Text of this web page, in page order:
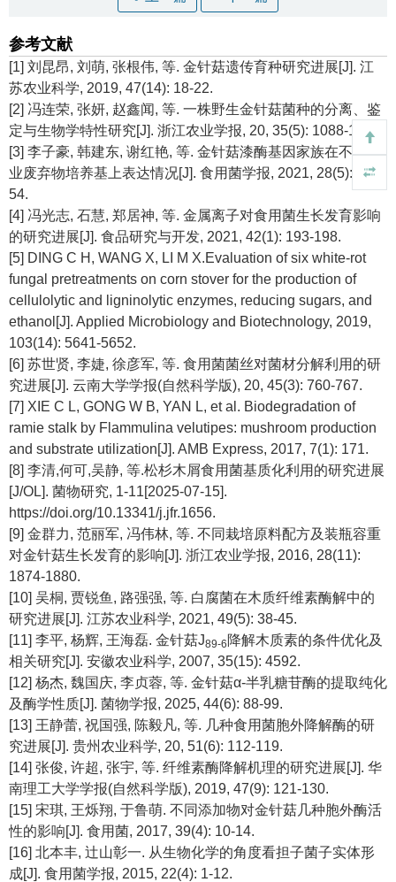
参考文献
[1] 刘昆昂, 刘萌, 张根伟, 等. 金针菇遗传育种研究进展[J]. 江
苏农业科学, 2019, 47(14): 18-22.
[2] 冯连荣, 张妍, 赵鑫闻, 等. 一株野生金针菇菌种的分离、鉴
定与生物学特性研究[J]. 浙江农业学报, 20, 35(5): 1088-1096.
[3] 李子豪, 韩建东, 谢红艳, 等. 金针菇漆酶基因家族在不同农
业废弃物培养基上表达情况[J]. 食用菌学报, 2021, 28(5): 47-
54.
[4] 冯光志, 石慧, 郑居神, 等. 金属离子对食用菌生长发育影响
的研究进展[J]. 食品研究与开发, 2021, 42(1): 193-198.
[5] DING C H, WANG X, LI M X.Evaluation of six white-rot
fungal pretreatments on corn stover for the production of
cellulolytic and ligninolytic enzymes, reducing sugars, and
ethanol[J]. Applied Microbiology and Biotechnology, 2019,
103(14): 5641-5652.
[6] 苏世贤, 李婕, 徐彦军, 等. 食用菌菌丝对菌材分解利用的研
究进展[J]. 云南大学学报(自然科学版), 20, 45(3): 760-767.
[7] XIE C L, GONG W B, YAN L, et al . Biodegradation of
ramie stalk by Flammulina velutipes: mushroom production
and substrate utilization[J]. AMB Express, 2017, 7(1): 171.
[8] 李清,何可,吴静, 等.松杉木屑食用菌基质化利用的研究进展
[J/OL]. 菌物研究, 1-11[2025-07-15].
https://doi.org/10.13341/j.jfr.1656.
[9] 金群力, 范丽军, 冯伟林, 等. 不同栽培原料配方及装瓶容重
对金针菇生长发育的影响[J]. 浙江农业学报, 2016, 28(11):
1874-1880.
[10] 吴桐, 贾锐鱼, 路强强, 等. 白腐菌在木质纤维素酶解中的
研究进展[J]. 江苏农业科学, 2021, 49(5): 38-45.
[11] 李平, 杨辉, 王海磊. 金针菇J89-6 降解木质素的条件优化及
相关研究[J]. 安徽农业科学, 2007, 35(15): 4592.
[12] 杨杰, 魏国庆, 李贞蓉, 等. 金针菇α-半乳糖苷酶的提取纯化
及酶学性质[J]. 菌物学报, 2025, 44(6): 88-99.
[13] 王静蕾, 祝国强, 陈毅凡, 等. 几种食用菌胞外降解酶的研
究进展[J]. 贵州农业科学, 20, 51(6): 112-119.
[14] 张俊, 许超, 张宇, 等. 纤维素酶降解机理的研究进展[J]. 华
南理工大学学报(自然科学版), 2019, 47(9): 121-130.
[15] 宋琪, 王烁翔, 于鲁萌. 不同添加物对金针菇几种胞外酶活
性的影响[J]. 食用菌, 2017, 39(4): 10-14.
[16] 北本丰, 辻山彰一. 从生物化学的角度看担子菌子实体形
成[J]. 食用菌学报, 2015, 22(4): 1-12.